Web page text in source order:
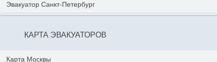
Эвакуатор Санкт-Петербург
КАРТА ЭВАКУАТОРОВ
Карта Москвы